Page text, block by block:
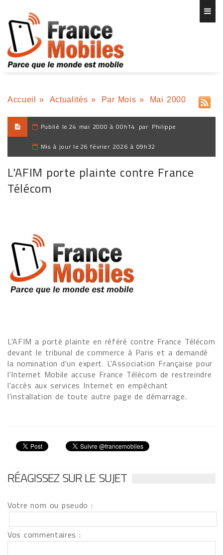
Accueil » Actualités » Par Mois » Mai 2000
Publié le 24 mai 2000 à 00h14 par Philippe
Mis à jour le 26 février 2026 à 09h32
L'AFIM porte plainte contre France
Télécom
L'AFIM a porté plainte en référé contre France Télécom
devant le tribunal de commerce à Paris et a demandé
la nomination d'un expert. L'Association Française pour
l'Internet Mobile accuse France Télécom de restreindre
l'accès aux services Internet en empêchant
l'installation de toute autre page de démarrage.
RÉAGISSEZ SUR LE SUJET
Votre nom ou pseudo :
Vos commentaires :